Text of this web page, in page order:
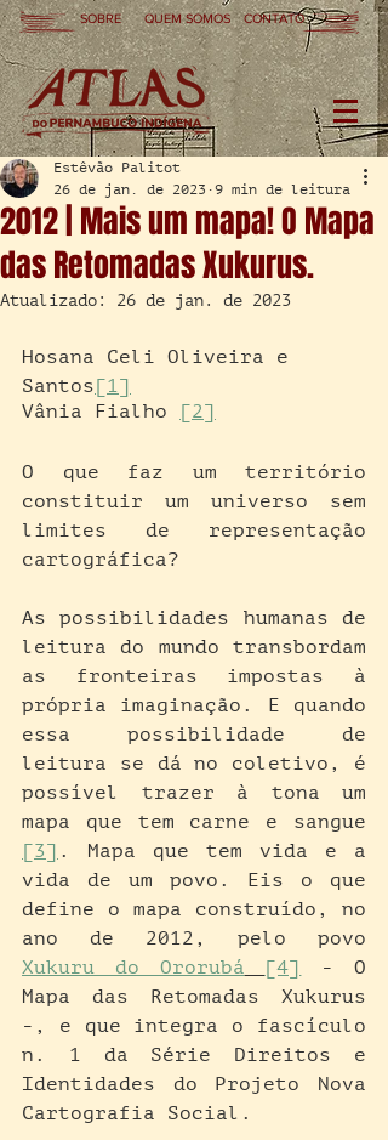
SOBRE QUEM SOMOS CONTATO
2012 | Mais um mapa! O Mapa
das Retomadas Xukurus.
Estêvão Palitot
26 de jan. de 2023 9 min de leitura
Atualizado: 26 de jan. de 2023
Hosana Celi Oliveira e
Santos[1]
Vânia Fialho
[2]
O que faz um território
constituir um universo sem
limites de representação
cartográfica?
As possibilidades humanas de
leitura do mundo transbordam
as fronteiras impostas à
própria imaginação. E quando
essa possibilidade de
leitura se dá no coletivo, é
possível trazer à tona um
[3] . Mapa que tem vida e a
vida de um povo. Eis o que
define o mapa construído, no
Xukuru do Ororubá
[4]
- O
Mapa das Retomadas Xukurus
-, e que integra o fascículo
n. 1 da Série Direitos e
Identidades do Projeto Nova
Cartografia Social.